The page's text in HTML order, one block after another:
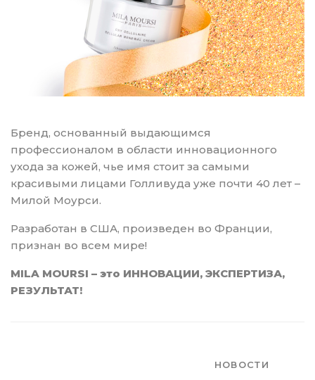
Бренд, основанный выдающимся
профессионалом в области инновационного
ухода за кожей, чье имя стоит за самыми
красивыми лицами Голливуда уже почти 40 лет –
Милой Моурси.
Разработан в США, произведен во Франции,
признан во всем мире!
MILA MOURSI – это ИННОВАЦИИ, ЭКСПЕРТИЗА,
РЕЗУЛЬТАТ!
НОВОСТИ